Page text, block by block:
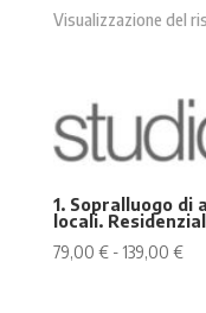
Visualizzazione del
1. Sopralluogo
locali.
79,00 € - 139,00 €